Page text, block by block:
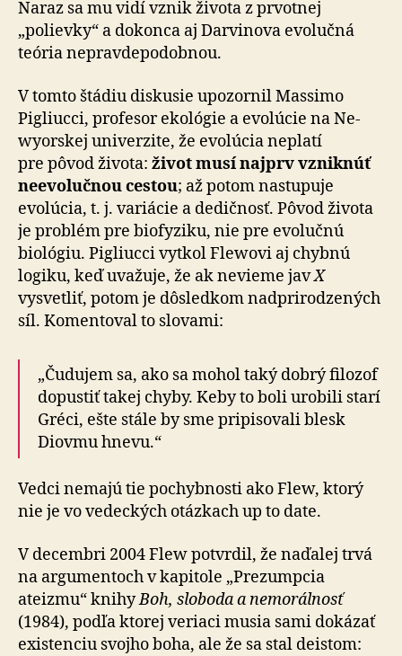
Naraz sa mu vidí vznik života z prvotnej
„polievky“ a do­konca aj Darvinova evolučná
teória ne­prav­de­po­dob­nou.
V tomto štádiu diskusie upozornil Massimo
Pigliucci, pro­fesor eko­lógie a evo­lúcie na Ne­
wyorskej uni­ver­zite, že evolúcia neplatí
pre pôvod života: život musí najprv vzniknúť
ne­evo­lučnou cestou; až potom nastupuje
evolúcia, t. j. variácie a de­dič­nosť. Pôvod života
je problém pre bio­fy­ziku, nie pre evo­lučnú
biológiu. Pigliucci vytkol Flewovi aj chybnú
logiku, keď uvažuje, že ak nevieme javX
vysvetliť, potom je dôsledkom nad­pri­ro­dze­ných
síl. Komentoval to slovami:
„Čudujem sa, ako sa mohol taký dobrý filozof
dopustiť takej chyby. Keby to boli urobili starí
Gréci, ešte stále by sme pri­pi­so­vali blesk
Diovmu hnevu.“
Vedci nemajú tie pochybnosti ako Flew, ktorý
nie je vo ve­dec­kých otázkach up to date.
V decembri 2004 Flew potvrdil, že naďalej trvá
na argu­men­toch v kapitole „Prezumpcia
ateizmu“ knihyBoh, sloboda a ne­mo­rál­nosť
(1984), podľa ktorej veriaci musia sami dokázať
existenciu svojho boha, ale že sa stal deistom: